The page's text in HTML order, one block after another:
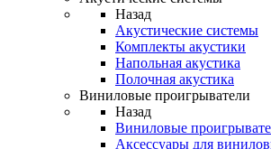
Назад
Акустические системы
Комплекты акустики
Напольная акустика
Полочная акустика
Виниловые проигрыватели
Назад
Виниловые
Аксессуары для